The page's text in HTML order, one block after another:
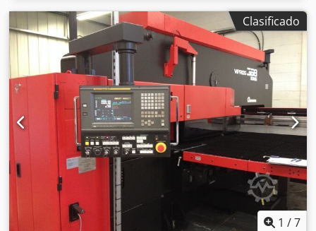
Clasificado
1 /7